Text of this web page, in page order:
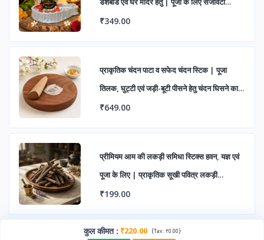
महाकाल मूर्ति (पैक ऑफ 1)
₹349.00
प्राकृतिक चंदन पाटा व सफेद चंदन स्टिक | पूजा
तिलक, घुट्टी एवं जड़ी-बूटी पीसने हेतु चंदन घिसने का
पत्थर
₹649.00
प्रीमियम आम की लकड़ी समिधा स्टिक्स हवन, यज्ञ एवं
पूजा के लिए | प्राकृतिक सूखी पवित्र लकड़ी
सकारात्मक ऊर्जा हेतु
₹199.00
कुल कीमत: ₹220.00 (Tax :₹0.00)